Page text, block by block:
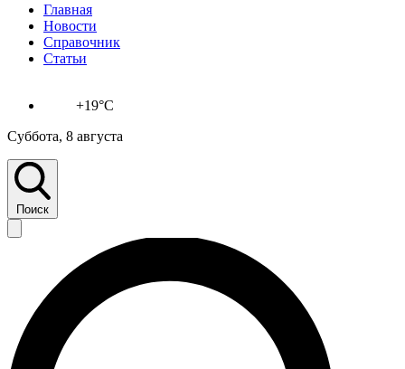
Главная
Новости
Справочник
Статьи
+19°C
Суббота, 8 августа
Поиск